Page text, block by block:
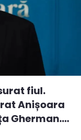
fiul.
Anișoara
Gherman.